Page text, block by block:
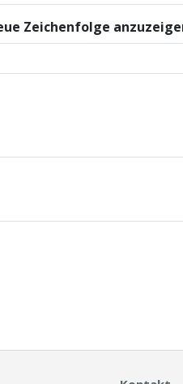
Zeichenfolge